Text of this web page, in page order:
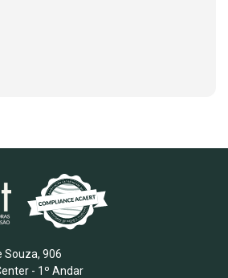
Souza, 906
- 1º Andar